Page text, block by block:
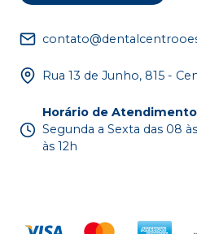
Rua 13 de Junho, 815 -
Horário de Atendimento
Segunda a Sexta das 08
às 12h